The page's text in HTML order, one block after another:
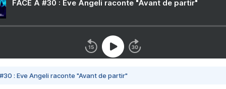
FACE A #30 : Eve Angeli raconte "Avant de partir"
#30 : Eve Angeli raconte "Avant de partir"